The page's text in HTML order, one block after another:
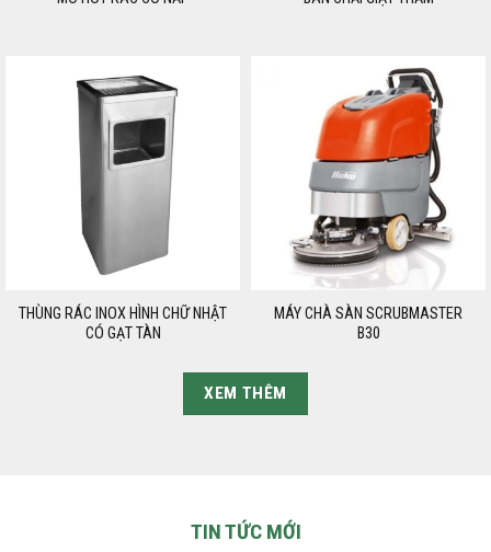
THÙNG RÁC INOX HÌNH CHỮ NHẬT
CÓ GẠT TÀN
MÁY CHÀ SÀN SCRUBMASTER
B30
XEM THÊM
TIN TỨC MỚI